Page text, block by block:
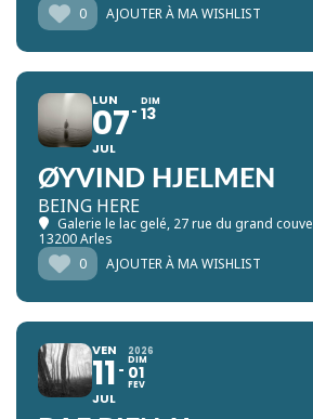
0
AJOUTER À MA WISHLIST
LUN
07
JUL
DIM
13
ØYVIND HJELMEN
BEING HERE
Galerie le lac gelé, 27 rue du grand
13200 Arles
0
AJOUTER À MA WISHLIST
VEN
11
JUL
2026
DIM
01
FEV